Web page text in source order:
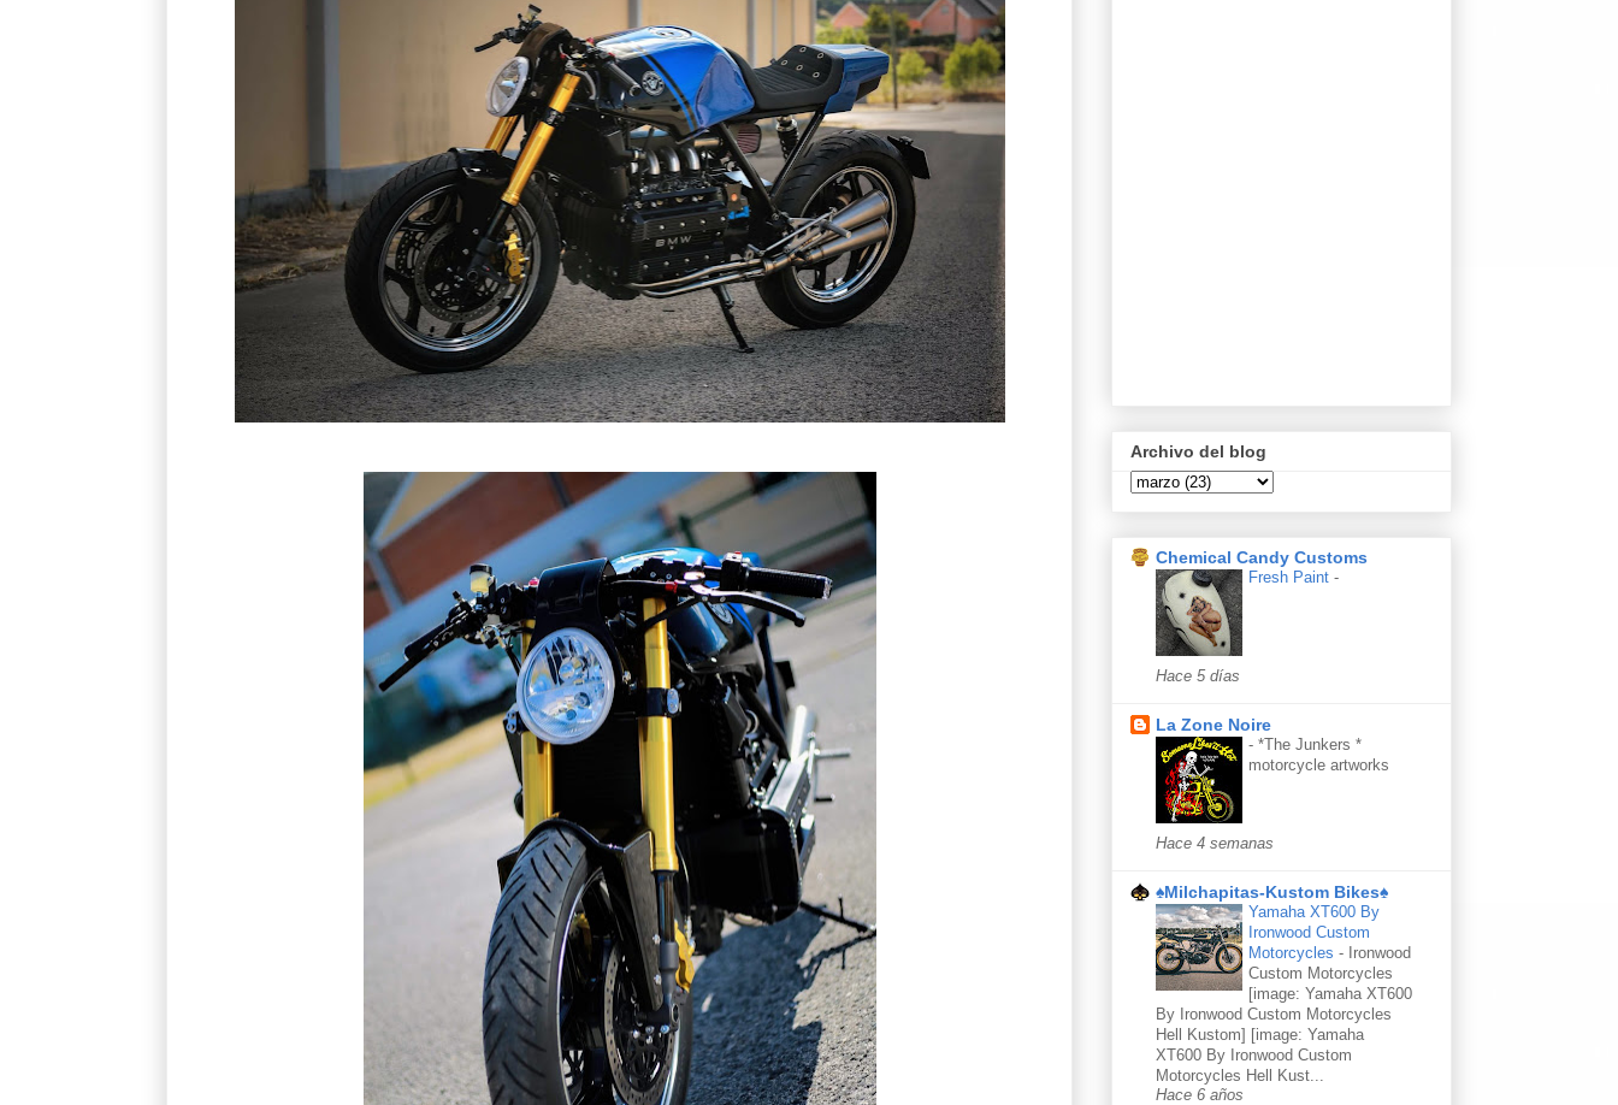
Archivo del blog
Chemical Candy Customs
Fresh Paint -
Hace 5 días
La Zone Noire
- *The Junkers *
motorcycle artworks
Hace 4 semanas
♠Milchapitas-Kustom Bikes♠
Yamaha XT600 By
Ironwood Custom
Motorcycles - Ironwood
Custom Motorcycles
[image: Yamaha XT600
By Ironwood Custom Motorcycles
Hell Kustom] [image: Yamaha
XT600 By Ironwood Custom
Motorcycles Hell Kust...
Hace 6 años